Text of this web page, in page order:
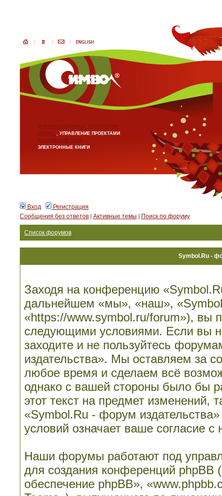
ИНФОРМАЦИОННЫЕ ТЕХНОЛОГИИ
БИЗНЕС, УПРАВЛЕНИЕ ПРОЕКТАМИ
АНГЛИЙСКИЙ ЯЗЫК
ЭЛЕКТРОННЫЕ КНИГИ
Вход
Регистрация
Сообщения без ответов
Активные темы Поиск по форуму
Список форумов
Symbol.Ru -
Заходя на конференцию
дальнейшем «мы», «наш»,
«https://www.symbol.ru/forum»), вы
следующими условиями. Если вы
заходите и не пользуйтесь
издательства». Мы оставляем за
любое время и сделаем всё
однако с вашей стороны было бы
этот текст на предмет изменений,
«Symbol.Ru - форум
условий означает ваше согласие с
Наши форумы работают под
для создания конференций
обеспечение phpBB»,